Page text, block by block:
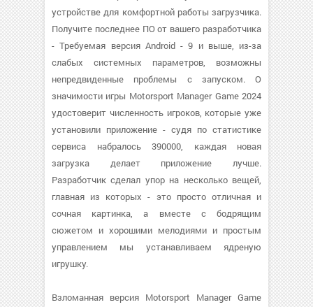
устройстве для комфортной работы загрузчика.
Получите последнее ПО от вашего разработчика
- Требуемая версия Android - 9 и выше, из-за
слабых системных параметров, возможны
непредвиденные проблемы с запуском. О
значимости игры Motorsport Manager Game 2024
удостоверит численность игроков, которые уже
установили приложение - судя по статистике
сервиса набралось 390000, каждая новая
загрузка делает приложение лучше.
Разработчик сделал упор на несколько вещей,
главная из которых - это просто отличная и
сочная картинка, а вместе с бодрящим
сюжетом и хорошими мелодиями и простым
управлением мы устанавливаем ядреную
игрушку.
Взломанная версия Motorsport Manager Game